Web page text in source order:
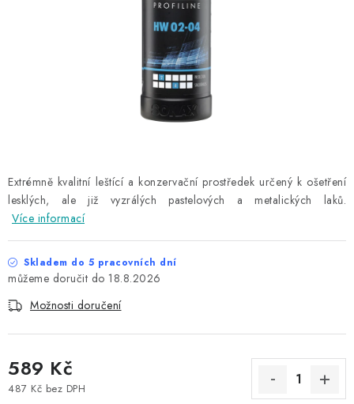
Věrnostní program
Všeobecné obchodní podmínky
Podmínky ochrany osobních údajů
Extrémně kvalitní leštící a konzervační prostředek určený k ošetření
lesklých, ale již vyzrálých pastelových a metalických laků.
Více informací
Skladem do 5 pracovních dní
18.8.2026
Možnosti doručení
589 Kč
487 Kč bez DPH